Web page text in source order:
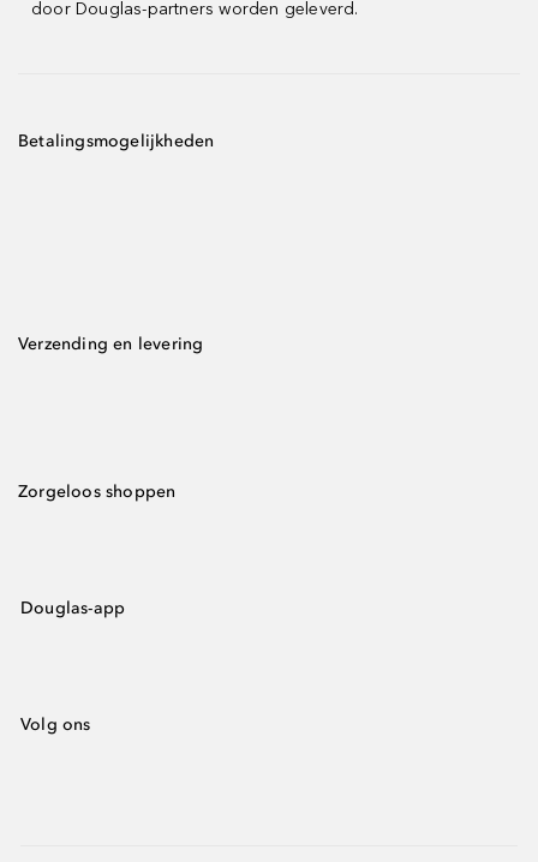
door Douglas-partners worden geleverd.
Betalingsmogelijkheden
Verzending en levering
Zorgeloos shoppen
Douglas-app
Volg ons